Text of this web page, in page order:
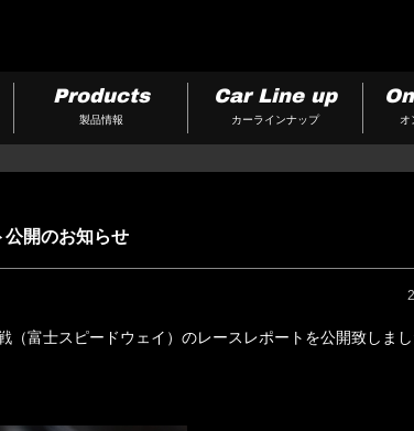
Products
製品情報
Car Line up
カーラインナップ オ
開のお知らせ
富士スピードウェイ）のレースレポートを公開致しまし